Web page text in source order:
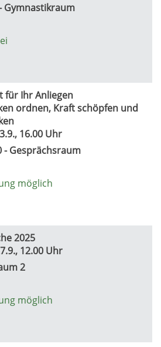
Gymnastikraum
für Ihr Anliegen
ordnen, Kraft schöpfen und
16.00 Uhr
- Gesprächsraum
möglich
2025
12.00 Uhr
2
möglich